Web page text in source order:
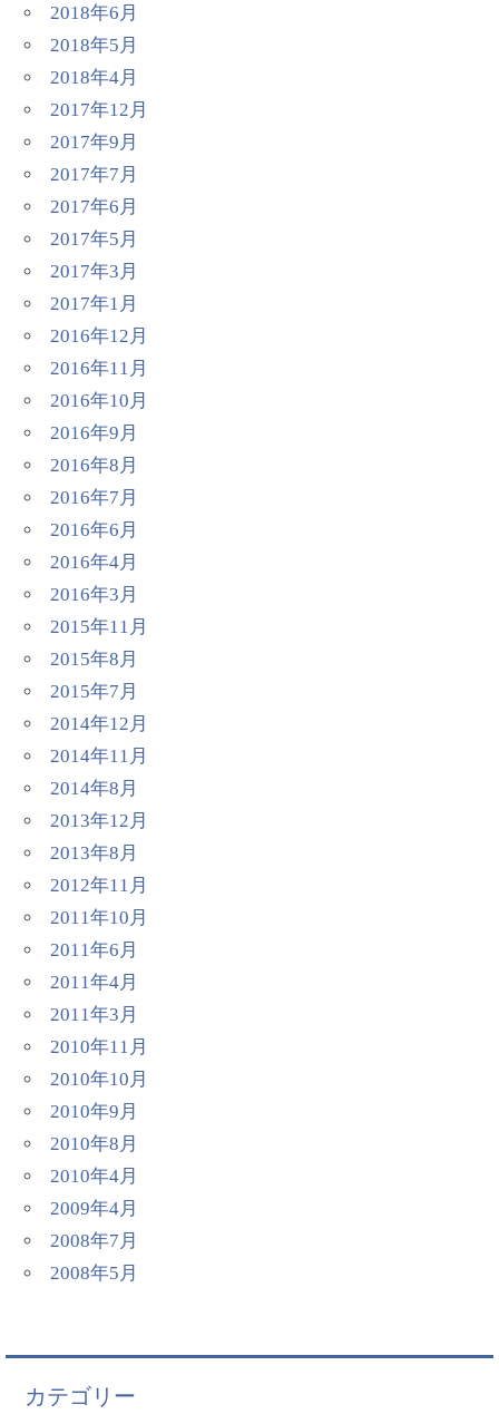
2018年6月
2018年5月
2018年4月
2017年12月
2017年9月
2017年7月
2017年6月
2017年5月
2017年3月
2017年1月
2016年12月
2016年11月
2016年10月
2016年9月
2016年8月
2016年7月
2016年6月
2016年4月
2016年3月
2015年11月
2015年8月
2015年7月
2014年12月
2014年11月
2014年8月
2013年12月
2013年8月
2012年11月
2011年10月
2011年6月
2011年4月
2011年3月
2010年11月
2010年10月
2010年9月
2010年8月
2010年4月
2009年4月
2008年7月
2008年5月
カテゴリー